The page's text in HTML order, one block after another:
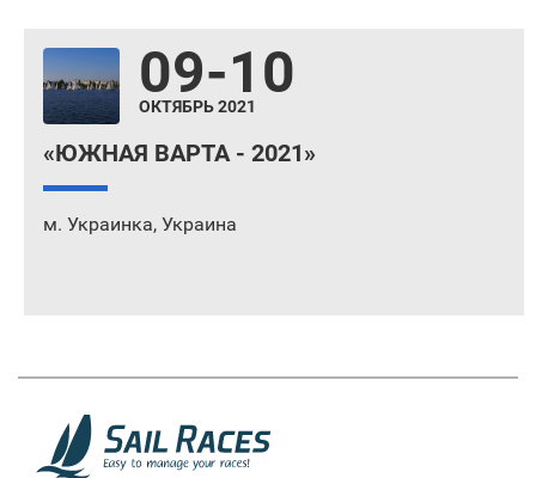
09-10
ОКТЯБРЬ 2021
«ЮЖНАЯ ВАРТА - 2021»
м. Украинка, Украина